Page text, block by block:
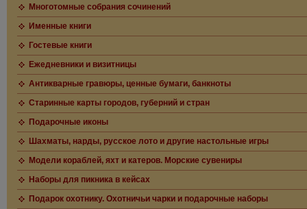
Многотомные собрания сочинений
Именные книги
Гостевые книги
Ежедневники и визитницы
Антикварные гравюры, ценные бумаги, банкноты
Старинные карты городов, губерний и стран
Подарочные иконы
Шахматы, нарды, русское лото и другие настольные игры
Модели кораблей, яхт и катеров. Морские сувениры
Наборы для пикника в кейсах
Подарок охотнику. Охотничьи чарки и подарочные наборы